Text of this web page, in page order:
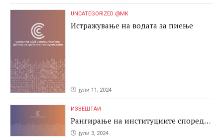
UNCATEGORIZED @MK
Истражување на водата за пиење
јули 11, 2024
ИЗВЕШТАИ
Рангирање на институциите според
антикорупциските перформаси во
јули 3, 2024